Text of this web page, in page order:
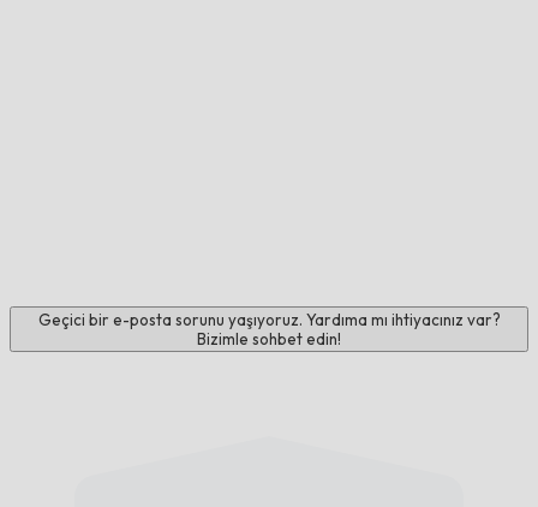
Geçici bir e-posta sorunu yaşıyoruz. Yardıma mı ihtiyacınız var?
Bizimle sohbet edin!